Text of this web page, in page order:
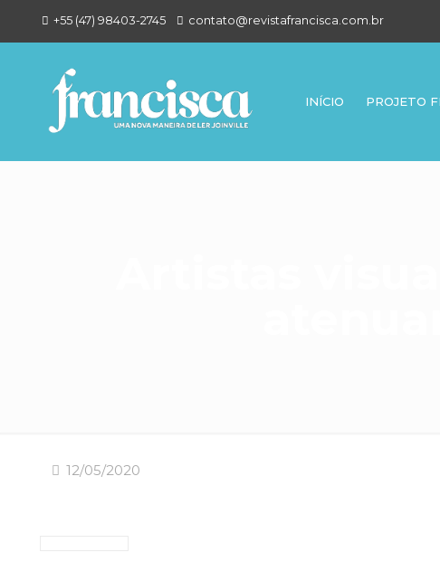
+55 (47) 98403-2745 contato@revistafrancisca.com.br
INÍCIO PROJETO
12/05/2020